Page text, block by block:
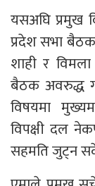
यसअघि प्रमुख
प्रदेश सभा
शाही र
बैठक अवरुद्ध
विषयमा
विपक्षी दल
सहमति जुट्न